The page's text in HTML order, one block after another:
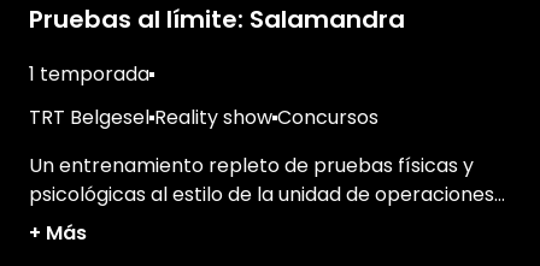
Pruebas al límite: Salamandra
1 temporada
TRT Belgesel Reality showConcursos
Un entrenamiento repleto de pruebas físicas y
psicológicas al estilo de la unidad de operaciones
subacuáticas de Türkiye. ¡Que empiece el desafío!
+ Más